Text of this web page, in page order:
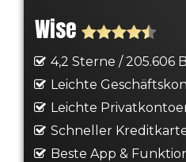
Wise
4,2 Sterne / 205.606
Leichte
Leichte
Schneller
Beste App &